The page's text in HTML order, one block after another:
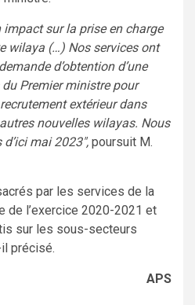
sur la prise en charge
wilaya (…) Nos services ont
d’obtention d’une
Premier ministre pour
extérieur dans
nouvelles wilayas. Nous
mai 2023″, poursuit M.
par les services de la
de l’exercice 2020-2021 et
sur les sous-secteurs
précisé.
APS